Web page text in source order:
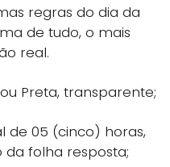
regras do dia da
de tudo, o mais
real.
Preta, transparente;
de 05 (cinco) horas,
folha resposta;